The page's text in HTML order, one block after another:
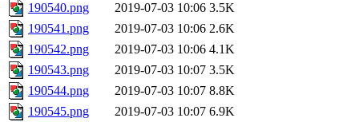
190540.png
2019-07-03 10:06 3.5K
190541.png
2019-07-03 10:06 2.6K
190542.png
2019-07-03 10:06 4.1K
190543.png
2019-07-03 10:07 3.5K
190544.png
2019-07-03 10:07 8.8K
190545.png
2019-07-03 10:07 6.9K